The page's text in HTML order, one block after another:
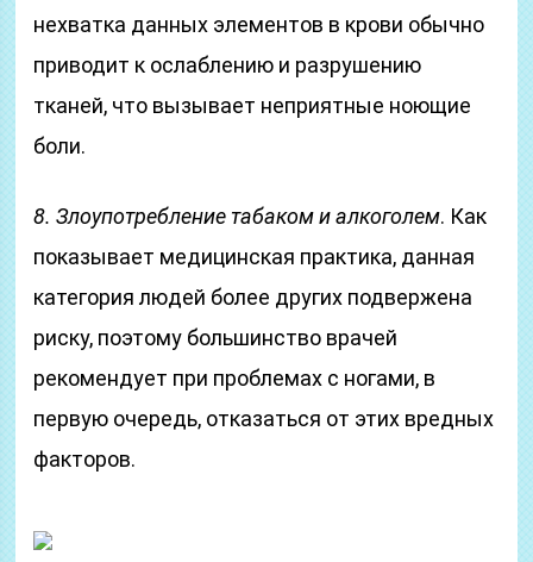
нехватка данных элементов в крови обычно
приводит к ослаблению и разрушению
тканей, что вызывает неприятные ноющие
боли.
8. Злоупотребление табаком и алкоголем. Как
показывает медицинская практика, данная
категория людей более других подвержена
риску, поэтому большинство врачей
рекомендует при проблемах с ногами, в
первую очередь, отказаться от этих вредных
факторов.